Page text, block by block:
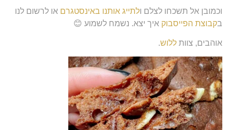
וכמובן אל תשכחו לצלם ולתייג אותנו באינסטגרם או לרשום לנו
בקבוצת הפייסבוק איך יצא. נשמח לשמוע 😊
אוהבים, צוות ללוש.